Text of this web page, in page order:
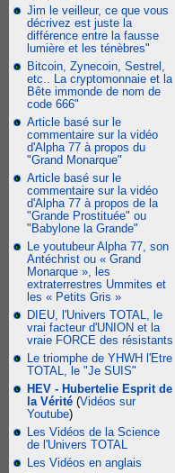
Jim le veilleur, ce que vous
décrivez est juste la
différence entre la fausse
lumière et les ténèbres"
Bitcoin, Zynecoin, Sestrel,
etc.. La cryptomonnaie et la
Bête immonde de nom de
code 666"
Article basé sur le
commentaire sur la vidéo
d'Alpha 77 à propos du
"Grand Monarque"
Article basé sur le
commentaire sur la vidéo
d'Alpha 77 à propos de la
"Grande Prostituée" ou
"Babylone la Grande"
Le youtubeur Alpha 77, son
Antéchrist ou « Grand
Monarque », les
extraterrestres Ummites et
les « Petits Gris »
DIEU, l'Univers TOTAL, le
vrai facteur d'UNION et la
vraie FORCE des résistants
Le triomphe de YHWH l'Etre
TOTAL, le "Je SUIS"
HEV - Hubertelie Esprit de
la Vérité (Vidéos sur
Youtube)
Les Vidéos de la Science
de l'Univers TOTAL
Les Vidéos en anglais